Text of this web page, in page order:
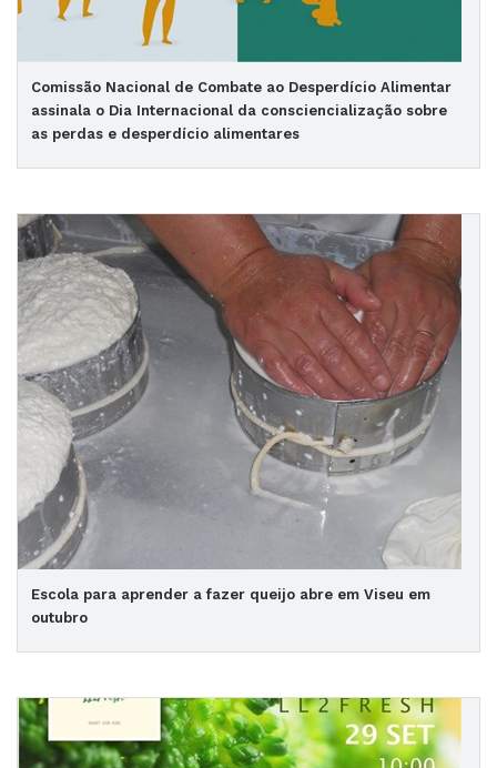
Comissão Nacional de Combate ao Desperdício Alimentar
assinala o Dia Internacional da consciencialização sobre
as perdas e desperdício alimentares
Escola para aprender a fazer queijo abre em Viseu em
outubro